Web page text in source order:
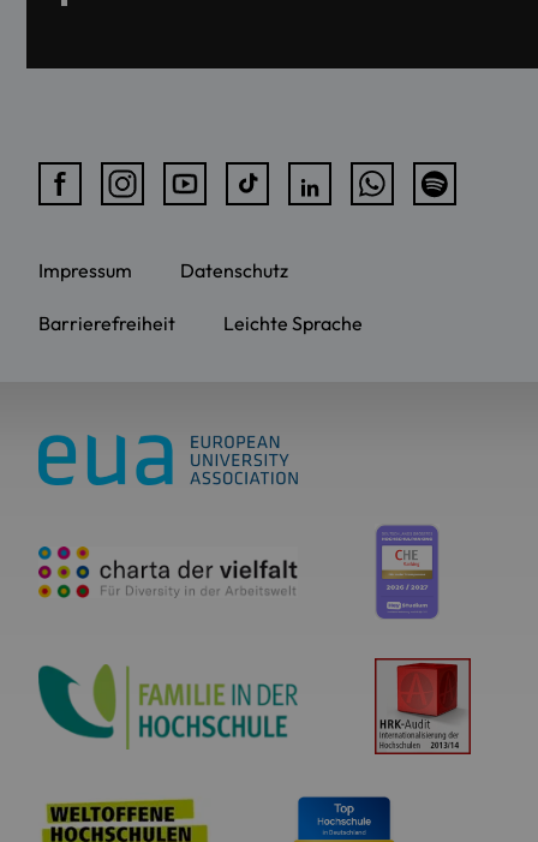
Impressum Datenschutz
Barrierefreiheit Leichte Sprache